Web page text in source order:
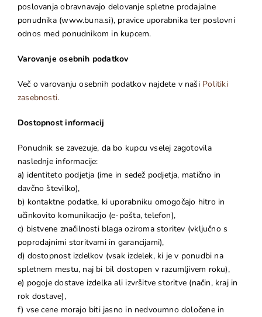
poslovanja obravnavajo delovanje spletne prodajalne
ponudnika (www.buna.si), pravice uporabnika ter poslovni
odnos med ponudnikom in kupcem.
Varovanje osebnih podatkov
Več o varovanju osebnih podatkov najdete v naši Politiki
zasebnosti.
Dostopnost informacij
Ponudnik se zavezuje, da bo kupcu vselej zagotovila
naslednje informacije:
a) identiteto podjetja (ime in sedež podjetja, matično in
davčno številko),
b) kontaktne podatke, ki uporabniku omogočajo hitro in
učinkovito komunikacijo (e-pošta, telefon),
c) bistvene značilnosti blaga oziroma storitev (vključno s
poprodajnimi storitvami in garancijami),
d) dostopnost izdelkov (vsak izdelek, ki je v ponudbi na
spletnem mestu, naj bi bil dostopen v razumljivem roku),
e) pogoje dostave izdelka ali izvršitve storitve (način, kraj in
rok dostave),
f) vse cene morajo biti jasno in nedvoumno določene in